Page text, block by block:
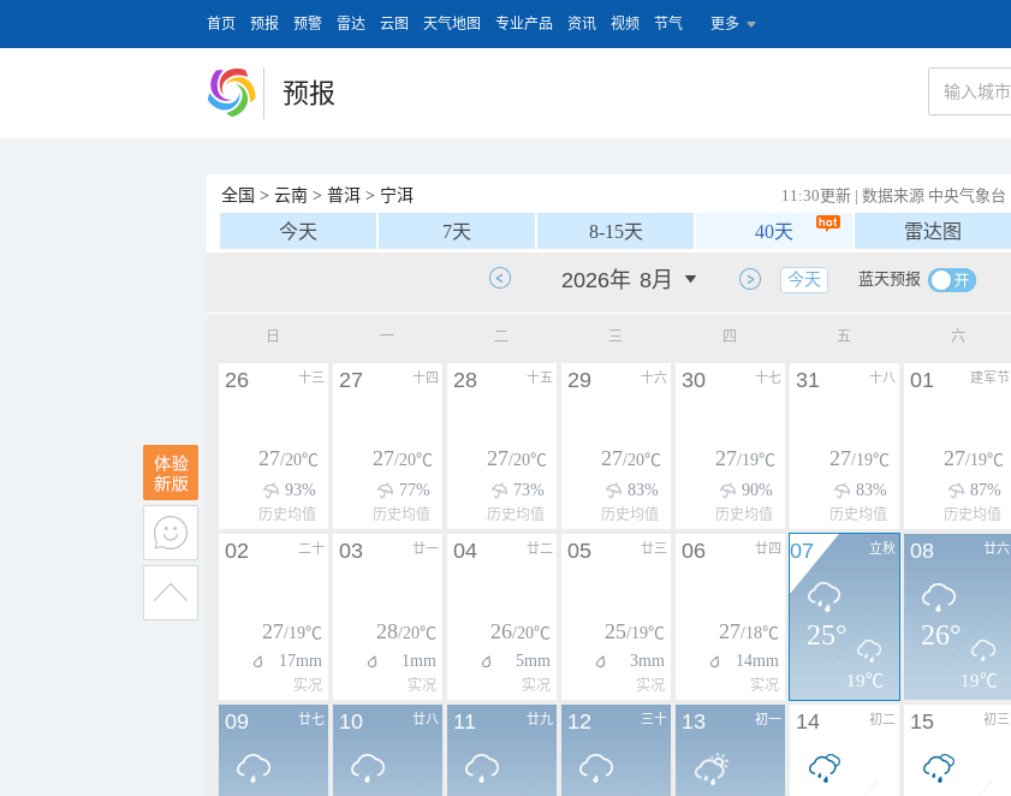
首页 预报 预警 雷达 云图 天气地图 专业产品 资讯 视频 节气 更多
预报
全国 > 云南 > 普洱 > 宁洱 11:30更新 | 数据来源 中央气象台
今天 7天 8-15天 40天 雷达图
蓝天预报
今天
日 一 二 三 四 五 六
十三
26
27/20℃
93%
历史均值
十四
27
27/20℃
77%
历史均值
十五
28
27/20℃
73%
历史均值
十六
29
27/20℃
83%
历史均值
十七
30
27/19℃
90%
历史均值
十八
31
27/19℃
83%
历史均值
建军节
01
27/19℃
87%
历史均值
二十
02
27/19℃
17mm
实况
廿一
03
28/20℃
1mm
实况
廿二
04
26/20℃
5mm
实况
廿三
05
25/19℃
3mm
实况
廿四
06
27/18℃
14mm
实况
立秋
07
25°
19℃
廿六
08
26°
19℃
廿七
09 廿八
10 廿九
11 三十
12 初一
13 初二
14 初三
15